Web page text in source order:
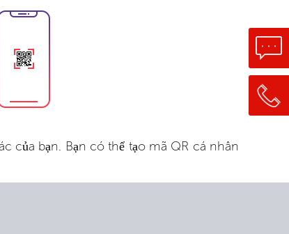
của bạn. Bạn có thể tạo mã QR cá nhân